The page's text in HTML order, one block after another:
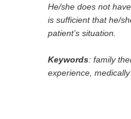
He/she does not
is sufficient that he/
patient’s situation.
Keywords: family
experience,